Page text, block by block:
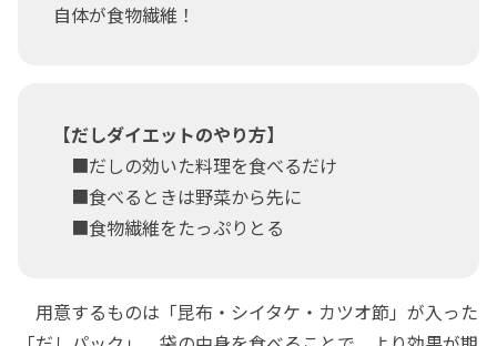
自体が食物繊維！
【だしダイエットのやり方】
■だしの効いた料理を食べるだけ
■食べるときは野菜から先に
■食物繊維をたっぷりとる
用意するものは「昆布・シイタケ・カツオ節」が入った